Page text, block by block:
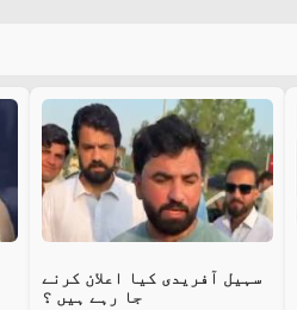
سہیل آفریدی کیا اعلان کرنے
جا رہے ہیں ؟